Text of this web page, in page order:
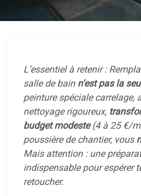
L’essentiel à retenir :
salle de bain n’est pas la
peinture spéciale carrelage,
nettoyage rigoureux,
budget modeste(4 à 25 €/
poussière de chantier, vous
Mais attention : une
indispensable pour espérer
retoucher.